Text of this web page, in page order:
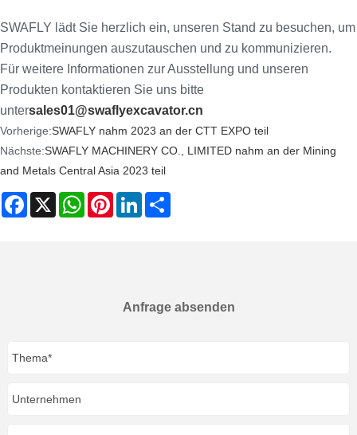
SWAFLY lädt Sie herzlich ein, unseren Stand zu besuchen, um
Produktmeinungen auszutauschen und zu kommunizieren.
Für weitere Informationen zur Ausstellung und unseren
Produkten kontaktieren Sie uns bitte
untersales01@swaflyexcavator.cn
Vorherige:​SWAFLY nahm 2023 an der CTT EXPO teil
Nächste:​SWAFLY MACHINERY CO., LIMITED nahm an der Mining
and Metals Central Asia 2023 teil
Facebook
X WhatsAppPinterestLinkedIn
Anfrage absenden